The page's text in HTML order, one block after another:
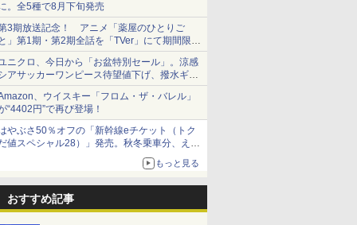
。全5種で8月下旬発売
3期放送記念！ アニメ「薬屋のひとりご
」第1期・第2期全話を「TVer」にて期間限定
順次無料配信開始
ニクロ、今日から「お盆特別セール」。涼感
アサッカーワンピース待望値下げ、撥水ギア
ョーツは1990円に
、ウイスキー「フロム・ザ・バレル」
“4402円”で再び登場！
やぶさ50％オフの「新幹線eチケット（トク
値スペシャル28）」発売。秋冬乗車分、えき
もっと見る
おすすめ記事